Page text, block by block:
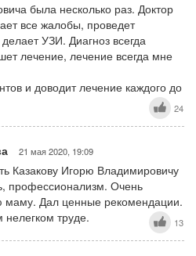
была несколько раз. Доктор
все жалобы, проведет
УЗИ. Диагноз всегда
лечение, лечение всегда мне
и доводит лечение каждого до
24
21 мая 2020, 19:09
Казакову Игорю Владимировичу
профессионализм. Очень
маму. Дал ценные рекомендации.
труде.
13